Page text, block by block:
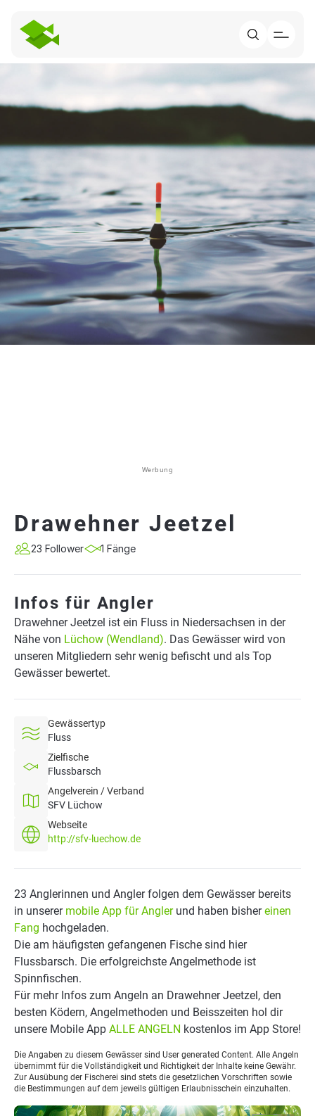
Werbung
Drawehner Jeetzel
23 Follower 1 Fänge
Infos für Angler
Drawehner Jeetzel ist ein Fluss in Niedersachsen in der
Nähe von Lüchow (Wendland). Das Gewässer wird von
unseren Mitgliedern sehr wenig befischt und als Top
Gewässer bewertet.
Gewässertyp
Fluss
Zielfische
Flussbarsch
Angelverein / Verband
SFV Lüchow
Webseite
http://sfv-luechow.de
23 Anglerinnen und Angler folgen dem Gewässer bereits
in unserer mobile App für Anglerund haben bishereinen
Fang hochgeladen.
Die am häufigsten gefangenen Fische sind hier
Flussbarsch. Die erfolgreichste Angelmethode ist
Spinnfischen.
Für mehr Infos zum Angeln an Drawehner Jeetzel, den
besten Ködern, Angelmethoden und Beisszeiten hol dir
unsere Mobile App ALLE ANGELN kostenlos im App Store!
Die Angaben zu diesem Gewässer sind User generated Content. Alle Angeln
übernimmt für die Vollständigkeit und Richtigkeit der Inhalte keine Gewähr.
Zur Ausübung der Fischerei sind stets die gesetzlichen Vorschriften sowie
die Bestimmungen auf dem jeweils gültigen Erlaubnisschein einzuhalten.